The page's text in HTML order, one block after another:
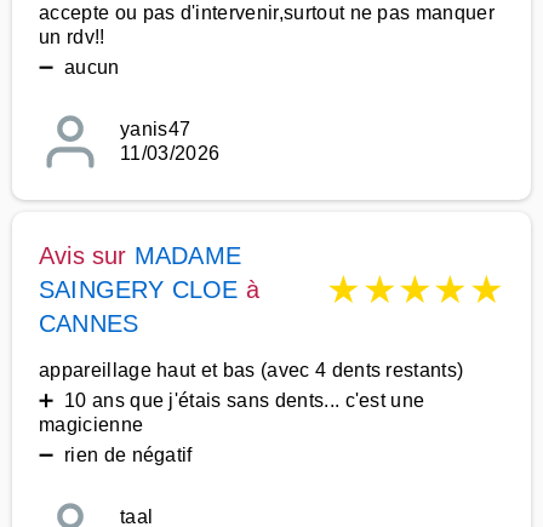
accepte ou pas d'intervenir,surtout ne pas manquer
un rdv!!
➖ aucun
yanis47
11/03/2026
Avis sur MADAME
SAINGERY CLOE à
CANNES
★★★★★
appareillage haut et bas (avec 4 dents restants)
➕ 10 ans que j'étais sans dents... c'est une
magicienne
➖ rien de négatif
taal